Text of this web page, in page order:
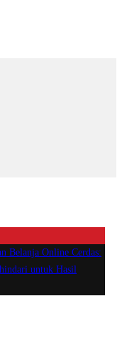
Belanja Online Cerdas:
untuk Hasil